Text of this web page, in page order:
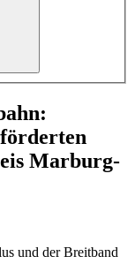
Marburg-
und der Breitband